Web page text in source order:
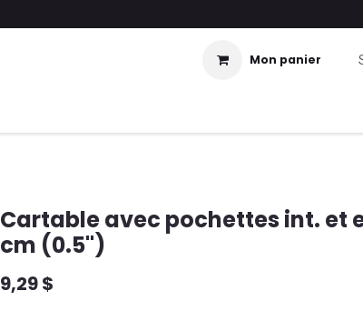
Mon panier
Cartable avec pochettes int. et
cm (0.5")
9,29$